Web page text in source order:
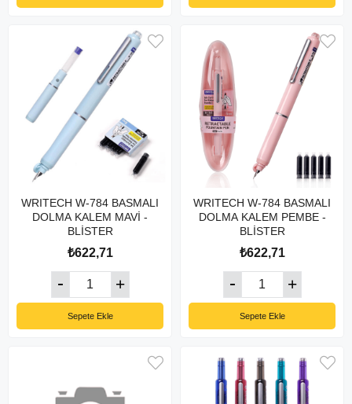
WRITECH W-784 BASMALI
DOLMA KALEM MAVİ -
BLİSTER
₺622,71
Sepete Ekle
WRITECH W-784 BASMALI
DOLMA KALEM PEMBE -
BLİSTER
₺622,71
Sepete Ekle